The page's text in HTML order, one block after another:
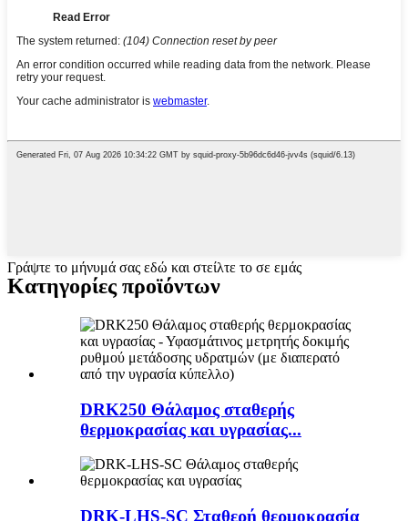
Γράψτε το μήνυμά σας εδώ και στείλτε το σε εμάς
Κατηγορίες προϊόντων
DRK250 Θάλαμος σταθερής
θερμοκρασίας και υγρασίας...
DRK-LHS-SC Σταθερή θερμοκρασία